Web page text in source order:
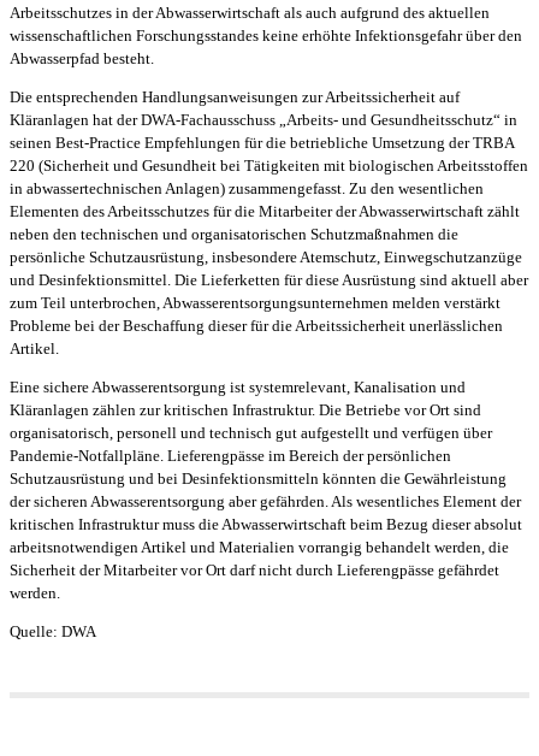
Arbeitsschutzes in der Abwasserwirtschaft als auch aufgrund des aktuellen
wissenschaftlichen Forschungsstandes keine erhöhte Infektionsgefahr über den
Abwasserpfad besteht.
Die entsprechenden Handlungsanweisungen zur Arbeitssicherheit auf
Kläranlagen hat der DWA-Fachausschuss „Arbeits- und Gesundheitsschutz“ in
seinen Best-Practice Empfehlungen für die betriebliche Umsetzung der TRBA
220 (Sicherheit und Gesundheit bei Tätigkeiten mit biologischen Arbeitsstoffen
in abwassertechnischen Anlagen) zusammengefasst. Zu den wesentlichen
Elementen des Arbeitsschutzes für die Mitarbeiter der Abwasserwirtschaft zählt
neben den technischen und organisatorischen Schutzmaßnahmen die
persönliche Schutzausrüstung, insbesondere Atemschutz, Einwegschutzanzüge
und Desinfektionsmittel. Die Lieferketten für diese Ausrüstung sind aktuell aber
zum Teil unterbrochen, Abwasserentsorgungsunternehmen melden verstärkt
Probleme bei der Beschaffung dieser für die Arbeitssicherheit unerlässlichen
Artikel.
Eine sichere Abwasserentsorgung ist systemrelevant, Kanalisation und
Kläranlagen zählen zur kritischen Infrastruktur. Die Betriebe vor Ort sind
organisatorisch, personell und technisch gut aufgestellt und verfügen über
Pandemie-Notfallpläne. Lieferengpässe im Bereich der persönlichen
Schutzausrüstung und bei Desinfektionsmitteln könnten die Gewährleistung
der sicheren Abwasserentsorgung aber gefährden. Als wesentliches Element der
kritischen Infrastruktur muss die Abwasserwirtschaft beim Bezug dieser absolut
arbeitsnotwendigen Artikel und Materialien vorrangig behandelt werden, die
Sicherheit der Mitarbeiter vor Ort darf nicht durch Lieferengpässe gefährdet
werden.
Quelle: DWA